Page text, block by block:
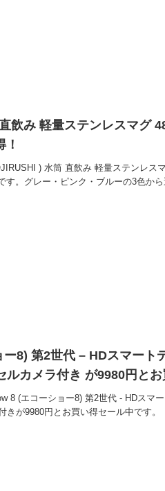
飲み 軽量ステンレスマグ
) 水筒 直飲み 軽量ステンレス
す。グレー・ピンク・ブルーの3色か
8) 第2世代 – HDスマート
カメラ付き が9980円とお
8 (エコーショー8) 第2世代 - HDスマ
きが9980円とお買い得セール中です。